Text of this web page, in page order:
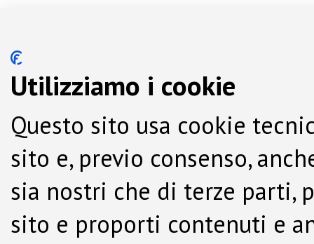
Utilizziamo i cookie
Questo sito usa cookie
sito e, previo consenso,
sia nostri che di terze parti,
sito e proporti contenuti e